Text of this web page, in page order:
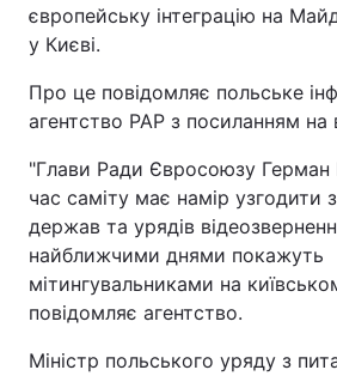
європейську інтеграцію на
у Києві.
Про це повідомляє польське
агентство РАР з посиланням на
"Глави Ради Євросоюзу Герман
час саміту має намір узгодити
держав та урядів
найближчими днями покажуть
мітингувальниками на
повідомляє агентство.
Міністр польського уряду з